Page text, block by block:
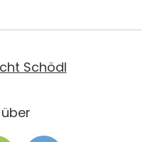
Schödl